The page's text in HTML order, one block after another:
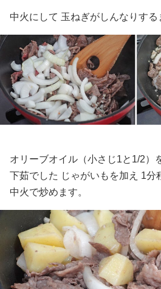
中火にして 玉ねぎがしんなりする
オリーブオイル（小さじ1と1/2）
下茹でした じゃがいもを加え 1分
中火で炒めます。